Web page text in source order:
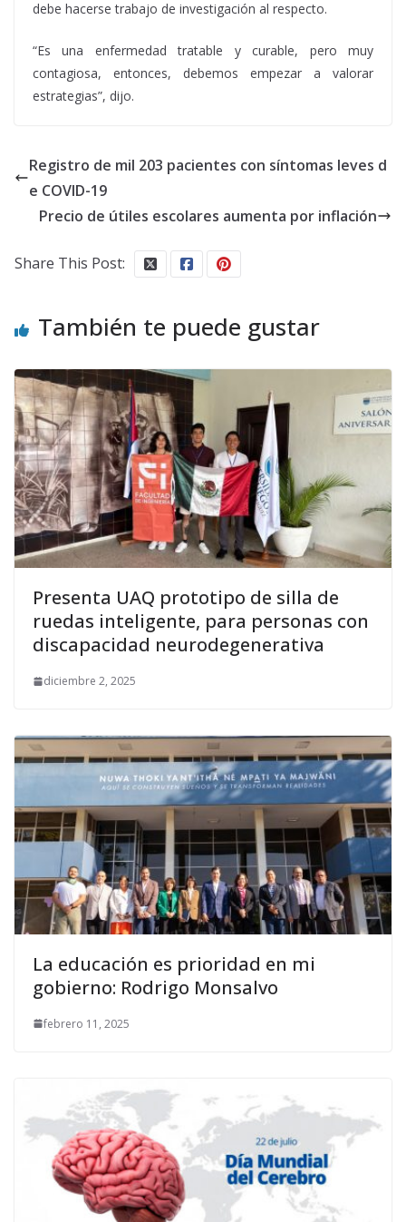
debe hacerse trabajo de investigación al respecto.
“Es una enfermedad tratable y curable, pero muy
contagiosa, entonces, debemos empezar a valorar
estrategias”, dijo.
Registro de mil 203 pacientes con síntomas leves d
e COVID-19
Precio de útiles escolares aumenta por inflación
Share This Post:
También te puede gustar
Presenta UAQ prototipo de silla de
ruedas inteligente, para personas con
discapacidad neurodegenerativa
diciembre 2, 2025
La educación es prioridad en mi
gobierno: Rodrigo Monsalvo
febrero 11, 2025